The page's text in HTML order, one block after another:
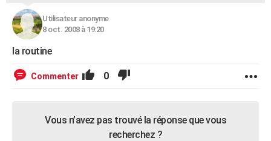
Utilisateur anonyme
8 oct. 2008 à 19:20
la routine
Commenter 0
Vous n’avez pas trouvé la réponse que vous
recherchez ?